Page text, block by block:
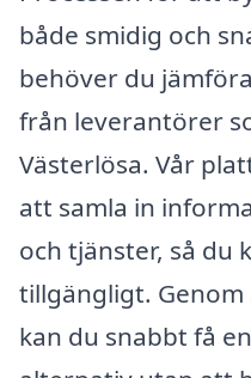
både smidig och
behöver du
från leverantörer
Västerlösa. Vår
att samla in
och tjänster, så du
tillgängligt.
kan du snabbt få